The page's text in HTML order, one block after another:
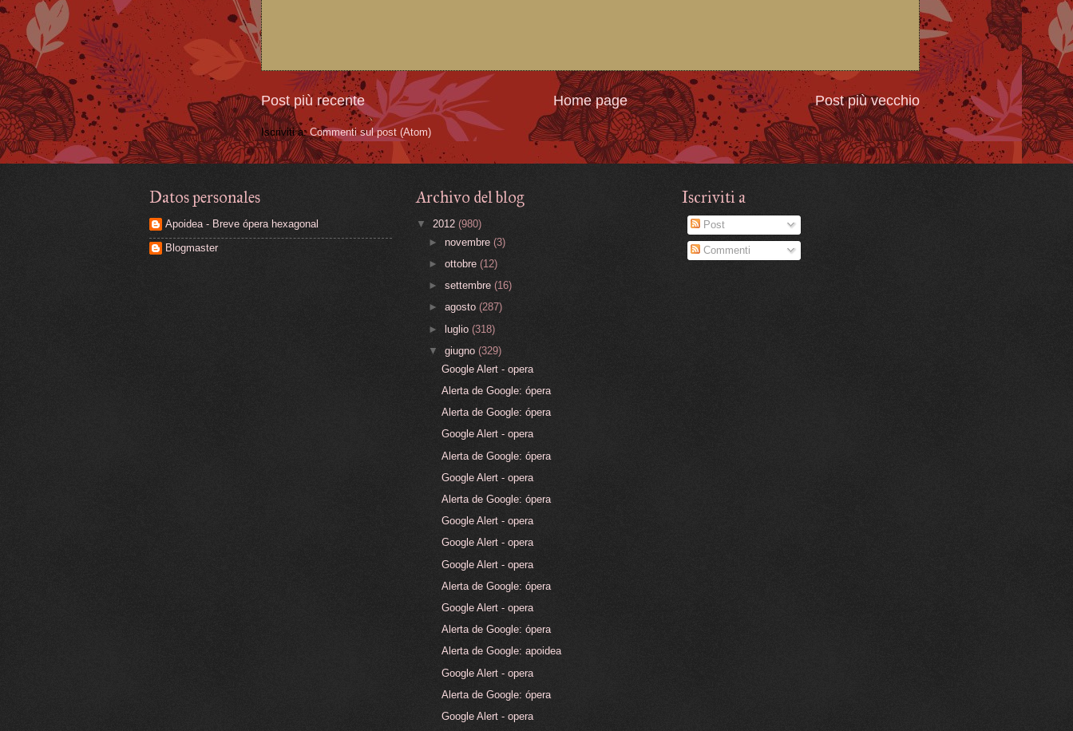
Post più recente Post più vecchio
Home page
Iscriviti a:Commenti sul post (Atom)
Datos personales
Apoidea - Breve ópera hexagonal
Blogmaster
Archivo del blog
▼ 2012 (980)
►novembre(3)
►ottobre(12)
►settembre(16)
►agosto(287)
►luglio(318)
▼giugno(329)
Google Alert - opera
Alerta de Google: ópera
Alerta de Google: ópera
Google Alert - opera
Alerta de Google: ópera
Google Alert - opera
Alerta de Google: ópera
Google Alert - opera
Google Alert - opera
Google Alert - opera
Alerta de Google: ópera
Google Alert - opera
Alerta de Google: ópera
Alerta de Google: apoidea
Google Alert - opera
Alerta de Google: ópera
Google Alert - opera
Iscriviti a
Post
Commenti